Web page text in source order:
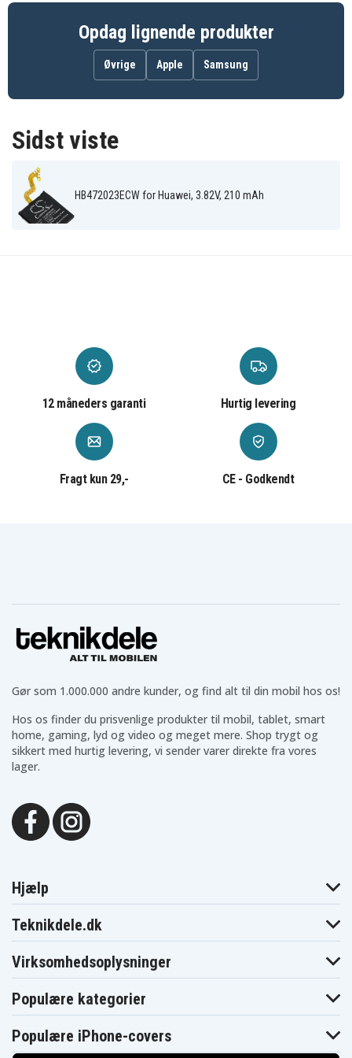
Opdag lignende produkter
Øvrige Apple Samsung
Sidst viste
HB472023ECW for Huawei, 3.82V, 210 mAh
12 måneders garanti Hurtig levering
Fragt kun 29,- CE - Godkendt
Gør som 1.000.000 andre kunder, og find alt til din mobil hos os!
Hos os finder du prisvenlige produkter til mobil, tablet, smart
home, gaming, lyd og video og meget mere. Shop trygt og
sikkert med hurtig levering, vi sender varer direkte fra vores
lager.
Hjælp
Teknikdele.dk
Virksomhedsoplysninger
Populære kategorier
Populære iPhone-covers